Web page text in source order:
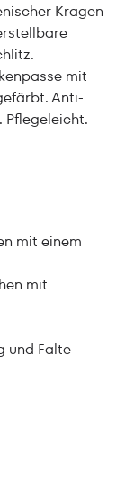
Kragen
mit
Anti-
Pflegeleicht.
mit einem
mit
und Falte